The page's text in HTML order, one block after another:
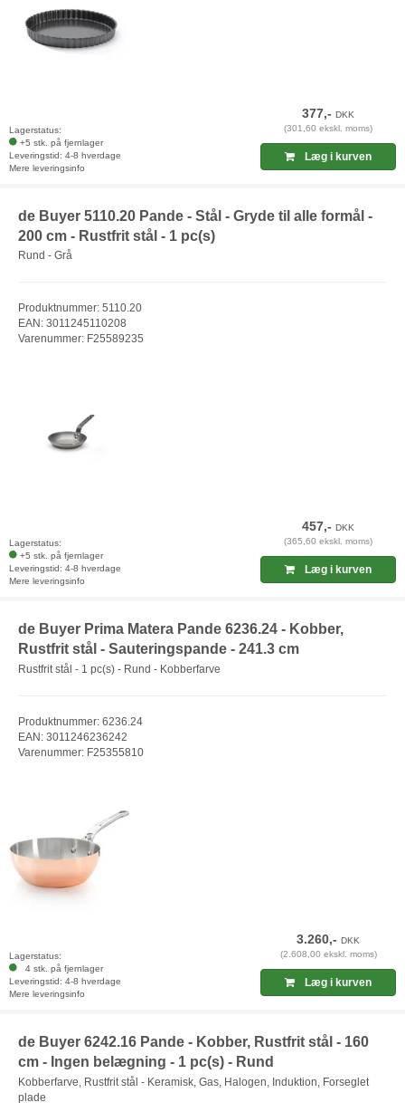
Lagerstatus:
+5 stk. på fjernlager
Leveringstid: 4-8 hverdage
Mere leveringsinfo
377,-DKK
(301,60 ekskl. moms)
Læg i kurven
de Buyer 5110.20 Pande - Stål - Gryde til alle formål -
200 cm - Rustfrit stål - 1 pc(s)
Rund - Grå
Produktnummer: 5110.20
EAN: 3011245110208
Varenummer: F25589235
Lagerstatus:
+5 stk. på fjernlager
Leveringstid: 4-8 hverdage
Mere leveringsinfo
457,-DKK
(365,60 ekskl. moms)
Læg i kurven
de Buyer Prima Matera Pande 6236.24 - Kobber,
Rustfrit stål - Sauteringspande - 241.3 cm
Rustfrit stål - 1 pc(s) - Rund - Kobberfarve
Produktnummer: 6236.24
EAN: 3011246236242
Varenummer: F25355810
Lagerstatus:
4 stk. på fjernlager
Leveringstid: 4-8 hverdage
Mere leveringsinfo
3.260,-DKK
(2.608,00 ekskl. moms)
Læg i kurven
de Buyer 6242.16 Pande - Kobber, Rustfrit stål - 160
cm - Ingen belægning - 1 pc(s) - Rund
Kobberfarve, Rustfrit stål - Keramisk, Gas, Halogen, Induktion, Forseglet
plade